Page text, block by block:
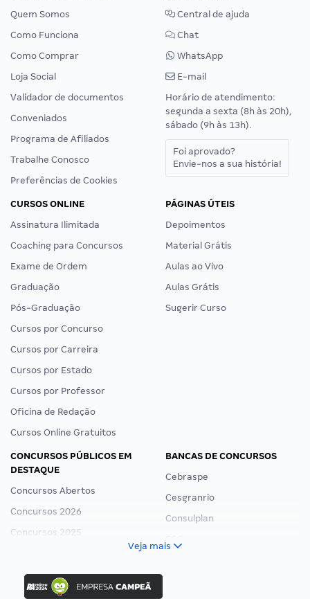
Quem Somos
Como Funciona
Como Comprar
Loja Social
Validador de documentos
Conveniados
Programa de Afiliados
Trabalhe Conosco
Preferências de Cookies
Central de ajuda
Chat
WhatsApp
E-mail
Horário de atendimento:
segunda a sexta (8h às 20h),
sábado (9h às 13h).
Foi aprovado?
Envie-nos a sua história!
CURSOS ONLINE
Assinatura Ilimitada
Coaching para Concursos
Exame de Ordem
Graduação
Pós-Graduação
Cursos por Concurso
Cursos por Carreira
Cursos por Estado
Cursos por Professor
Oficina de Redação
Cursos Online Gratuitos
PÁGINAS ÚTEIS
Depoimentos
Material Grátis
Aulas ao Vivo
Aulas Grátis
Sugerir Curso
CONCURSOS PÚBLICOS EM
DESTAQUE
Concursos Abertos
Concursos 2026
Concursos 2025
Concurso Ibama
Concurso MPU
BANCAS DE CONCURSOS
Cebraspe
Cesgranrio
Consulplan
Veja mais